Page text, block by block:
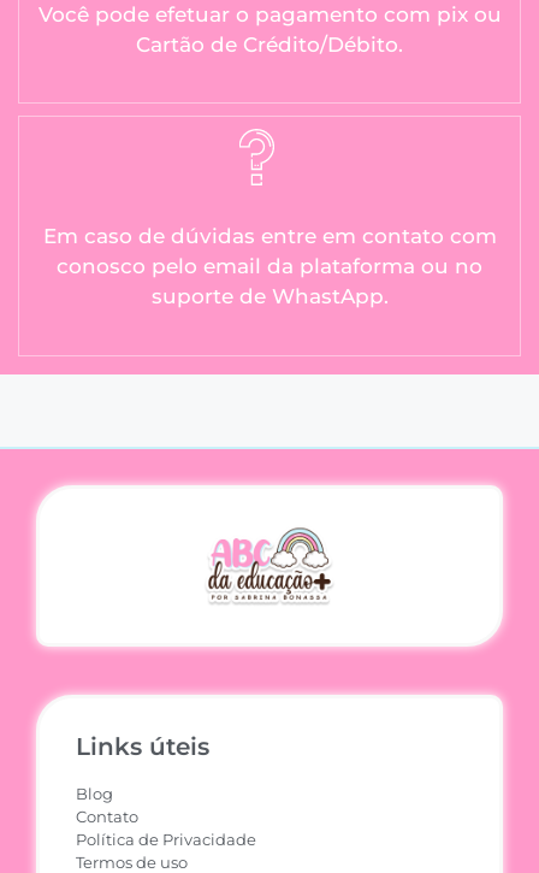
Você pode efetuar o pagamento com pix ou
Cartão de Crédito/Débito.
Em caso de dúvidas entre em contato com
conosco pelo email da plataforma ou no
suporte de WhastApp.
Links úteis
Blog
Contato
Política de Privacidade
Termos de uso